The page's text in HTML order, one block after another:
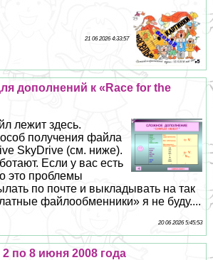
21 06 2026 4:33:57
дополнений к «Race for the
лежит здесь.
получения файла
SkyDrive (см. ниже).
Если у вас есть
это проблемы
по почте и выкладывать на так
файлообменники» я не буду....
20 06 2026 5:45:53
по 8 июня 2008 года